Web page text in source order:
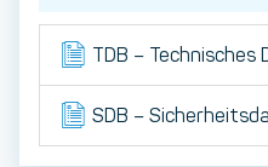
TDB –
SDB –